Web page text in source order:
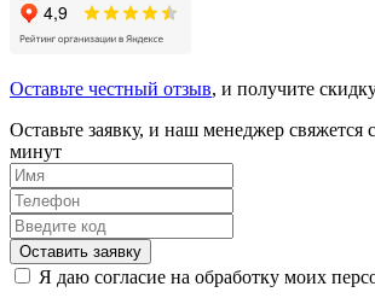
Оставьте честный отзыв, и получите
Оставьте заявку, и наш менеджер свяжется
минут
Оставить заявку
Я даю согласие на обработку моих